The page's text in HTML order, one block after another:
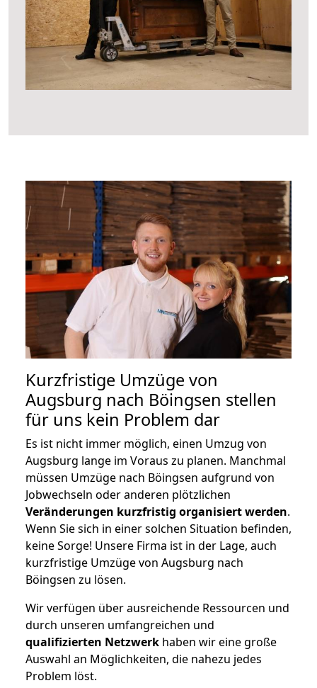
Kurzfristige Umzüge von
Augsburg nach Böingsen stellen
für uns kein Problem dar
Es ist nicht immer möglich, einen Umzug von
Augsburg lange im Voraus zu planen. Manchmal
müssen Umzüge nach Böingsen aufgrund von
Jobwechseln oder anderen plötzlichen
Veränderungen kurzfristig organisiert werden.
Wenn Sie sich in einer solchen Situation befinden,
keine Sorge! Unsere Firma ist in der Lage, auch
kurzfristige Umzüge von Augsburg nach
Böingsen zu lösen.
Wir verfügen über ausreichende Ressourcen und
durch unseren umfangreichen und
qualifizierten Netzwerk haben wir eine große
Auswahl an Möglichkeiten, die nahezu jedes
Problem löst.